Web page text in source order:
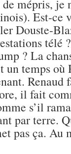
mépris, je
Est-ce
Douste-
télé
? La
temps où
Renaud
il fait
s’il
par terre.
pas ça. Au